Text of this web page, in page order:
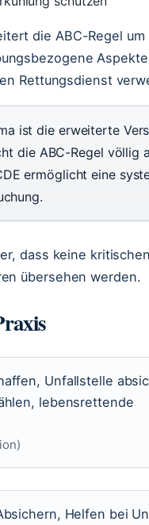
die ABC-Regel um
Rettungsdienst
ist die erweiterte
die ABC-Regel völlig
ermöglicht eine
dass keine
übersehen werden.
Unfallstelle
lebensrettende
Helfen bei